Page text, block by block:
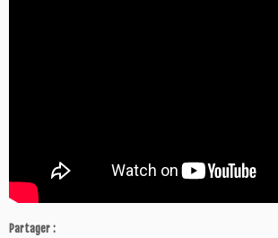
Partager :